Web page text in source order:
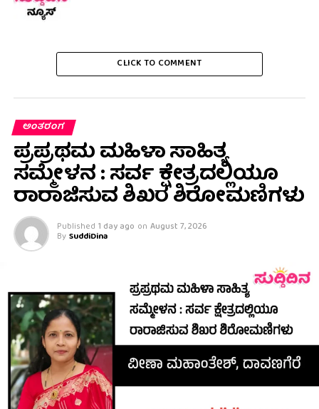
CLICK TO COMMENT
ಅಂತರಂಗ
ಪ್ರಪ್ರಥಮ ಮಹಿಳಾ ಸಾಹಿತ್ಯ
ಸಮ್ಮೇಳನ : ಸರ್ವ ಕ್ಷೇತ್ರದಲ್ಲಿಯೂ
ರಾರಾಜಿಸುವ ಶಿಖರ ಶಿರೋಮಣಿಗಳು
Published 1 day ago on August 7, 2026
By SuddiDina